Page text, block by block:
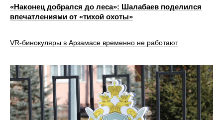
«Наконец добрался до леса»: Шалабаев поделился
впечатлениями от «тихой охоты»
VR‑бинокуляры в Арзамасе временно не работают